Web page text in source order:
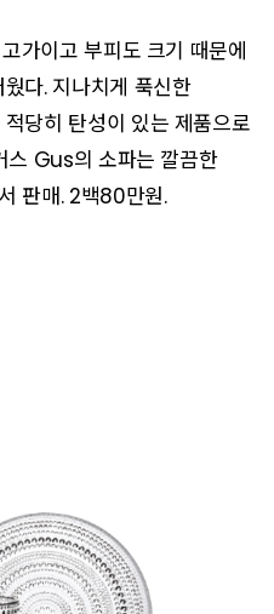
가이고 부피도 크기 때문에
다. 지나치게 푹신한
당히 탄성이 있는 제품으로
스 Gus의 소파는 깔끔한
판매. 2백80만원.